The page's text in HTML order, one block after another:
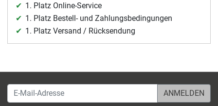
1. Platz Online-Service
1. Platz Bestell- und Zahlungsbedingungen
1. Platz Versand / Rücksendung
E-Mail-Adresse